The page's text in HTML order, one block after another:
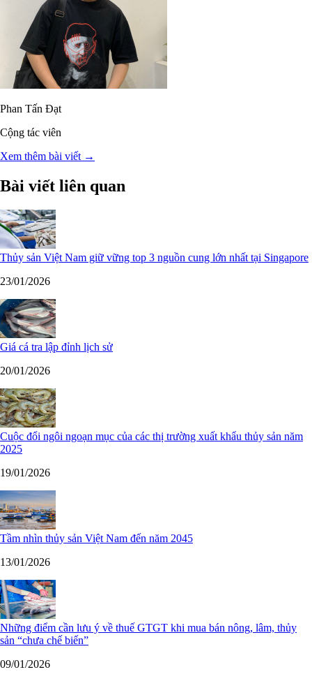
Phan Tấn Đạt
Cộng tác viên
Xem thêm bài viết →
Bài viết liên quan
Thủy sản Việt Nam giữ vững top 3 nguồn cung lớn nhất tại Singapore
23/01/2026
Giá cá tra lập đỉnh lịch sử
20/01/2026
Cuộc đổi ngôi ngoạn mục của các thị trường xuất khẩu thủy sản năm
2025
19/01/2026
Tầm nhìn thủy sản Việt Nam đến năm 2045
13/01/2026
Những điểm cần lưu ý về thuế GTGT khi mua bán nông, lâm, thủy
sản “chưa chế biến”
09/01/2026